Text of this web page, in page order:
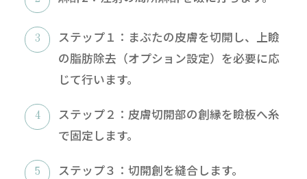
ステップ１：まぶたの皮膚を切開し、上瞼
の脂肪除去（オプション設定）を必要に応
じて行います。
ステップ２：皮膚切開部の創縁を瞼板へ糸
で固定します。
ステップ３：切開創を縫合します。